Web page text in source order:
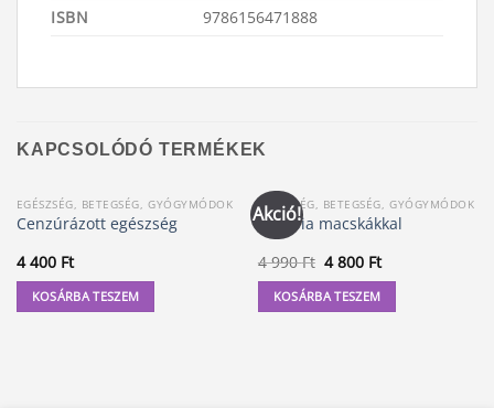
ISBN
9786156471888
KAPCSOLÓDÓ TERMÉKEK
EGÉSZSÉG, BETEGSÉG, GYÓGYMÓDOK
Cenzúrázott egészség
4 400 Ft
KOSÁRBA TESZEM
Akció!
EGÉSZSÉG, BETEGSÉG, GYÓGYMÓDOK
Terápia macskákkal
4 990Ft Original
price
was:
4
990 Ft.
4 800 FtCurrent
price
is:
4
800 Ft.
KOSÁRBA TESZEM